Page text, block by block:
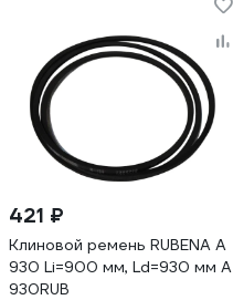
421 ₽
Клиновой ремень RUBENA A
930 Li=900 мм, Ld=930 мм A
930RUB